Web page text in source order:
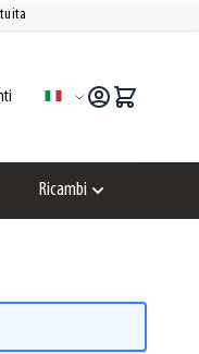
Lingua
Ricambi